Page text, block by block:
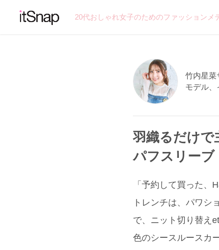
20代おしゃれ女子のためのファッション
竹内星菜
モデル、
羽織るだけで
パフスリー
「予約して買った
トレンチは、パワ
で、ニット切り替え
色のシースルースカ